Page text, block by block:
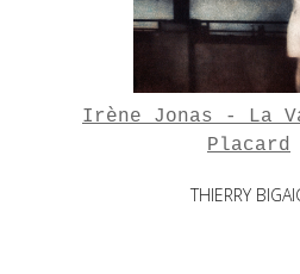
Irène Jonas - La
Placard
THIERRY